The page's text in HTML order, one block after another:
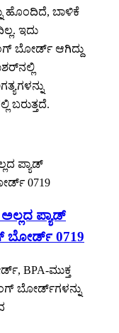
ಹೊಂದಿದೆ, ಬಾಳಿಕೆ
ಇದು
ಬೋರ್ಡ್ ಆಗಿದ್ದು
ಬರುತ್ತದೆ.
ಪ್ಯಾಡ್
ಬೋರ್ಡ್ 0719
BPA-ಮುಕ್ತ
ಬೋರ್ಡ್‌ಗಳನ್ನು